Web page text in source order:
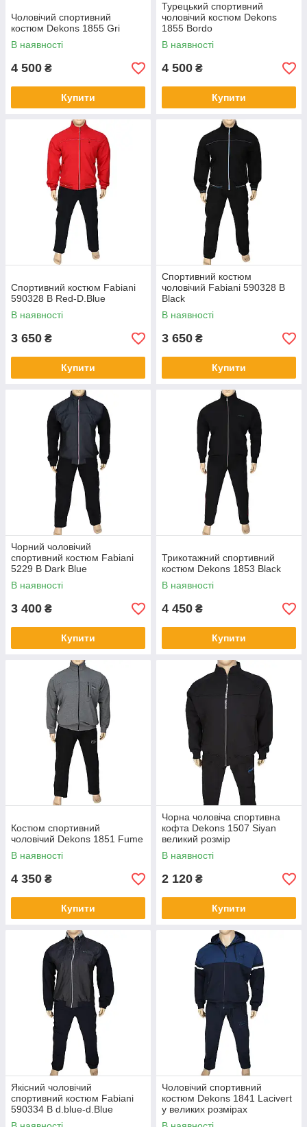
2.
виготовлений одяг великих розмірів. Бавовняний
костюм краще регулюватиме температуру тіла. Він
більш гігієнічний, тому що попереджає розмноження
бактерій та появу неприємного запаху. До того ж,
бавовна більш приємна на дотик та м’якіша за
синтетику.
3.
Якщо ви плануєте носити спортивний костюм лише у
спортзалі, тоді обирайте моделі без капюшона, тому
що він може заважати. А от для пробіжок на свіжому
повітрі, особливо в прохолодну погоду куртка з
капюшоном не буде зайвою. Для тих, хто
асортименті є утеплені речі.
4.
Також радимо віддати перевагу трикотажним
виробам. Вони відрізняються високою еластичністю,
тобто після розтягування тканина повертається у
початкову форму. Одяг великих розмірів добре
зберігає зовнішній вигляд и краще витримує
інтенсивні навантаження. В ньому також зручніше
виконувати фізичні вправи.
ТРИКОТАЖНИЙ СПОРТИВНИЙ ОДЯГ
ВЕЛИКИХ РОЗМІРІВ
Купити гарний і зручний бавовняний спортивний костюм
великого розміру тепер не проблема! Оформлюйте
замовлення на трикотажний одяг з капюшоном чи без в
інтернет-магазині 5XL.
Чоловічий спортивний
костюм Dekons 1855 Gri
В наявності
4 500 ₴
Купити
Турецький спортивний
чоловічий костюм Dekons
1855 Bordo
В наявності
4 500 ₴
Купити
Спортивний костюм Fabiani
590328 B Red-D.Blue
В наявності
3 650 ₴
Купити
Спортивний костюм
чоловічий Fabiani 590328 B
Black
В наявності
3 650 ₴
Купити
Чорний чоловічий
спортивний костюм Fabiani
5229 B Dark Blue
В наявності
3 400 ₴
Купити
Трикотажний спортивний
костюм Dekons 1853 Black
В наявності
4 450 ₴
Купити
Костюм спортивний
чоловічий Dekons 1851 Fume
В наявності
4 350 ₴
Купити
Чорна чоловіча спортивна
кофта Dekons 1507 Siyan
великий розмір
В наявності
2 120 ₴
Купити
Якісний чоловічий
спортивний костюм Fabiani
590334 B d.blue-d.Blue
великого розміру
Чоловічий спортивний
костюм Dekons 1841 Lacivert
у великих розмірах